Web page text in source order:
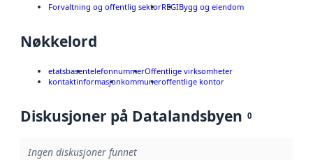
Forvaltning og offentlig sektorREGIBygg og eiendom
Nøkkelord
etatsbasentelefonnummerOffentlige virksomheter
kontaktinformasjonkommuneroffentlige kontor
Diskusjoner på Datalandsbyen 0
Ingen diskusjoner funnet